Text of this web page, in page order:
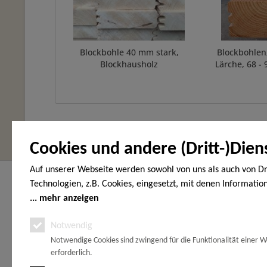
Cookies und andere (Dritt-
Auf unserer Webseite werden sowohl von uns als auch von
Technologien, z.B. Cookies, eingesetzt, mit denen
Endgerät gespeichert und/oder von Ihrem Endgerät
Analyse-, Marketing- und Statistik-Cookies. Bei den
handelt es sich um solche, die technisch notwendig sind, um
gewünschten Dienst bereitzustellen, die übrigen Cookies
mehr anzeigen
Notwendig
Notwendige Cookies sind zwingend für die Funktionalität einer
erforderlich.
Blockbohle 40 mm stark,
Blockhausholz
Lärche, 68 -
Hier finden Sie uns
HOLZ-WOHNEN-GARTEN
Vöhrumer Str. 40
(Gewerbegebiet Schachtanlage Peine)
31228 Peine
Service